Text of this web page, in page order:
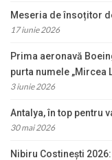
Meseria de însoțitor
17 iunie 2026
Prima aeronavă
purta numele „Mircea
3 iunie 2026
Antalya, în top pentru
30 mai 2026
Nibiru Costinești